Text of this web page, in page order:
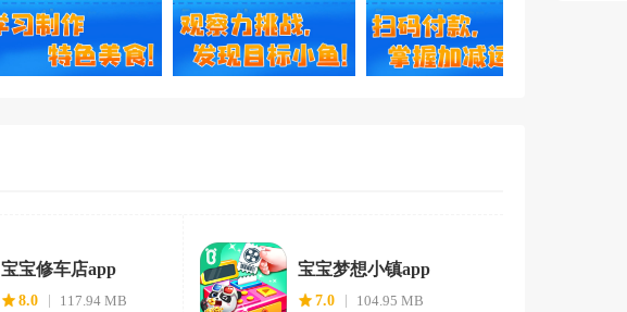
宝宝修车店app
8.0 117.94 MB
宝宝梦想小镇app
7.0 104.95 MB